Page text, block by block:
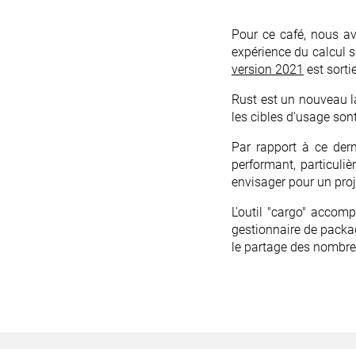
Pour ce café, nous
expérience du calcul
version 2021 est
Rust est un nouveau
les cibles d'usage
Par rapport à ce
performant,
envisager pour un
L'outil "cargo"
gestionnaire de
le partage des